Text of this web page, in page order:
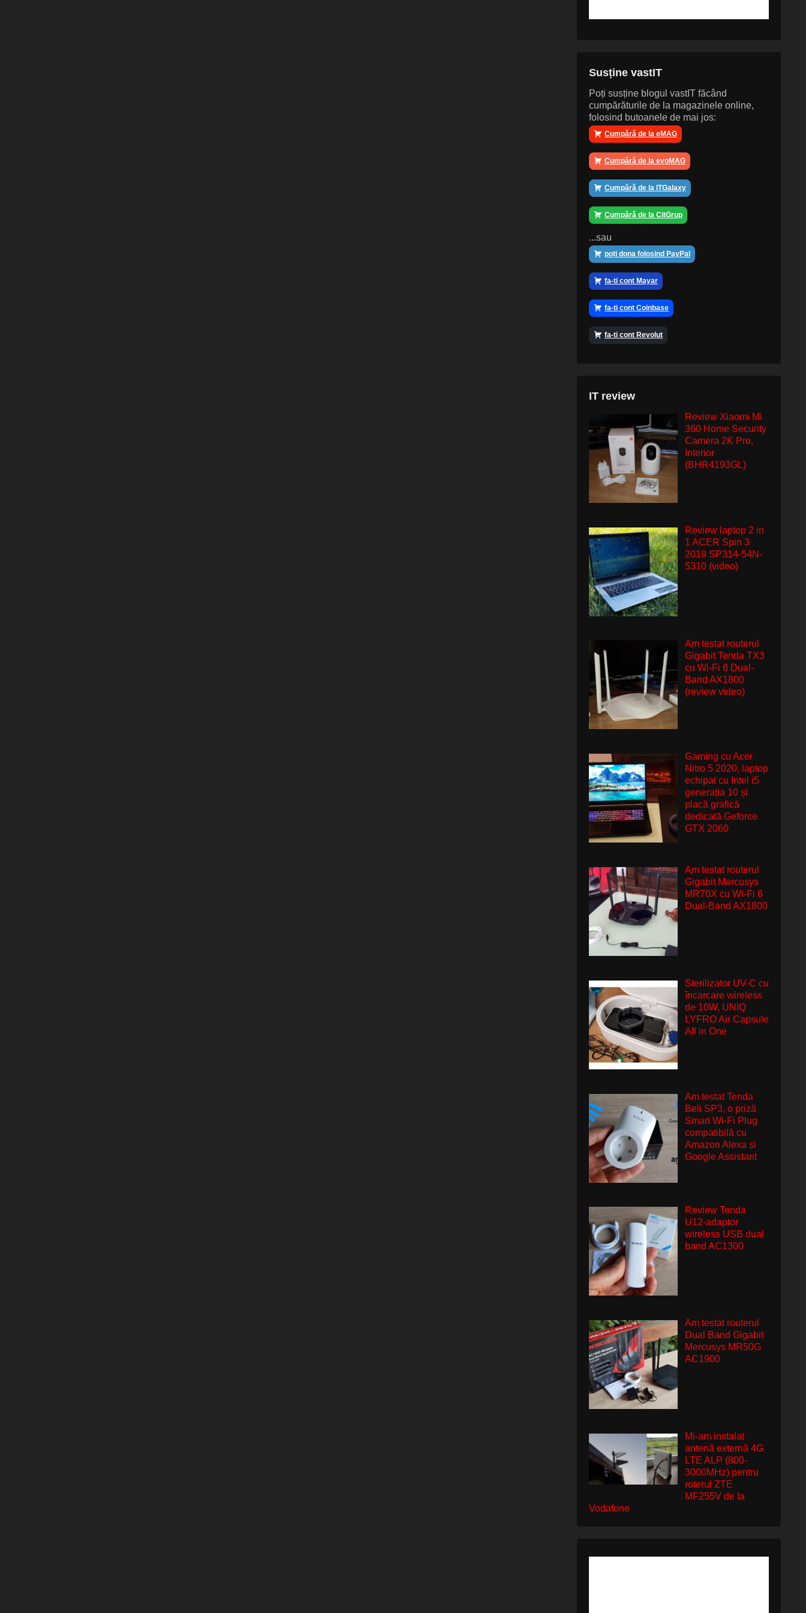
Susține vastIT
Poți susține blogul vastIT făcând
cumpărăturile de la magazinele online,
folosind butoanele de mai jos:
Cumpără de la eMAG
Cumpără de la evoMAG
Cumpără de la ITGalaxy
Cumpără de la CitGrup
...sau
poți dona folosind PayPal
fa-ti cont Mayar
fa-ti cont Coinbase
fa-ti cont Revolut
IT review
Review Xiaomi Mi
360 Home Security
Camera 2K Pro,
Interior
(BHR4193GL)
Review laptop 2 in
1 ACER Spin 3
2019 SP314-54N-
5310 (video)
Am testat routerul
Gigabit Tenda TX3
cu Wi-Fi 6 Dual-
Band AX1800
(review video)
Gaming cu Acer
Nitro 5 2020, laptop
echipat cu Intel i5
generația 10 și
placă grafică
dedicată Geforce
GTX 2060
Am testat routerul
Gigabit Mercusys
MR70X cu Wi-Fi 6
Dual-Band AX1800
Sterilizator UV-C cu
încarcare wireless
de 10W, UNIQ
LYFRO Air Capsule
All in One
Am testat Tenda
Beli SP3, o priză
Smart Wi-Fi Plug
compatibilă cu
Amazon Alexa și
Google Assistant
Review Tenda
U12-adaptor
wireless USB dual
band AC1300
Am testat routerul
Dual Band Gigabit
Mercusys MR50G
AC1900
Mi-am instalat
antenă externă 4G
LTE ALP (800-
3000MHz) pentru
roterul ZTE
MF255V de la
Vodafone